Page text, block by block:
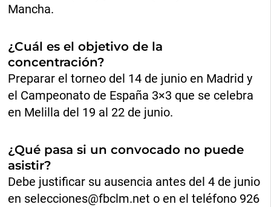
Mancha.
¿Cuál es el objetivo de la
concentración?
Preparar el torneo del 14 de junio en Madrid y
el Campeonato de España 3×3 que se celebra
en Melilla del 19 al 22 de junio.
¿Qué pasa si un convocado no puede
asistir?
Debe justificar su ausencia antes del 4 de junio
en selecciones@fbclm.net o en el teléfono 926